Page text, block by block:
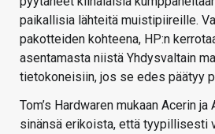
paikallisia lähteitä muistipiireille.
pakotteiden kohteena, HP:n
asentamasta niistä Yhdysvaltain
tietokoneisiin, jos se edes päätyy
Tom’s Hardwaren mukaan Acerin
sinänsä erikoista, että tyypillisesti